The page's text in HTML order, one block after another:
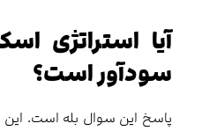
آیا استراتژی
سودآور است؟
پاسخ این سوال بله است. این